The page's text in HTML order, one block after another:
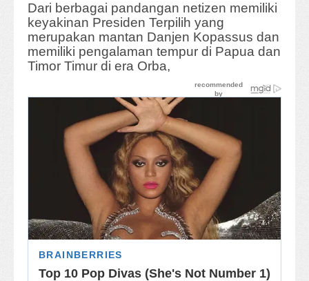
Dari berbagai pandangan netizen memiliki
keyakinan Presiden Terpilih yang
merupakan mantan Danjen Kopassus dan
memiliki pengalaman tempur di Papua dan
Timor Timur di era Orba,